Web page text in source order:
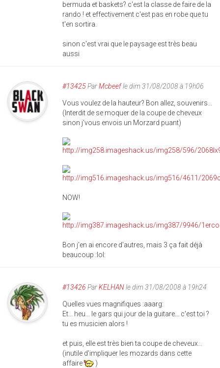
bermuda et baskets? c'est la classe de faire de la
rando ! et effectivement c'est pas en robe que tu
t'en sortira.
sinon c'est vrai que le paysage est très beau
aussi
#13425ParMcbeefle dim 31/08/2008 à 19h06
Vous voulez de la hauteur? Bon allez, souvenirs...
(Interdit de se moquer de la coupe de cheveux
sinon j'vous envois un Morzard puant)
NOW!
Bon j'en ai encore d'autres, mais 3 ça fait déjà
beaucoup :lol:
#13426 ParKELHANle dim 31/08/2008 à 19h24
Quelles vues magnifiques :aaarg:
Et... heu... le gars qui jour de la guitare... c'est toi ?
tu es musicien alors !
et puis, elle est très bien ta coupe de cheveux...
(inutile d'impliquer les mozards dans cette
affaire
)